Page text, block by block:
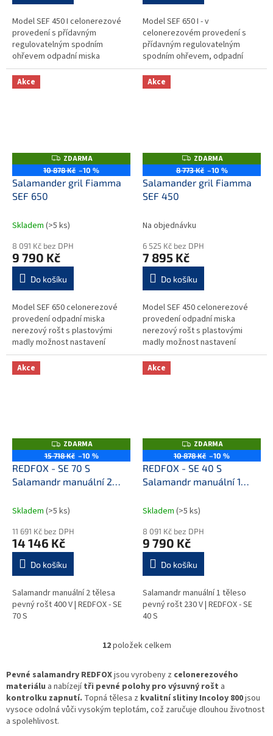
Model SEF 450 I celonerezové
provedení s přídavným
regulovatelným spodním
ohřevem odpadní miska
nerezový rošt s plastovými
madly možnost nastavení
výkonu signalizace chodu
Model SEF 650 I - v
celonerezovém provedení s
přídavným regulovatelným
spodním ohřevem, odpadní
miska, nerezový rošt s
plastovými madly možnost
nastavení výkonu u každého
Akce
Z
D
A
R
ZDARMA
10 878 Kč –10 %
Salamander gril Fiamma
SEF 650
Skladem (>5 ks)
8 091 Kč bez DPH
9 790 Kč
Do košíku
Model SEF 650 celonerezové
provedení odpadní miska
nerezový rošt s plastovými
madly možnost nastavení
výkonu u každého ze dvou
samostatně ovládaných těles
signalizace zapnutí a...
Akce
Z
D
A
R
ZDARMA
8 773 Kč –10 %
Salamander gril Fiamma
SEF 450
Na objednávku
6 525 Kč bez DPH
7 895 Kč
Do košíku
Model SEF 450 celonerezové
provedení odpadní miska
nerezový rošt s plastovými
madly možnost nastavení
výkonu a signalizace chodu
Akce
Z
D
A
R
A
ZDARMA
15 718 Kč –10 %
REDFOX - SE 70 S
Salamandr manuální 2
Skladem (>5 ks)
11 691 Kč bez DPH
14 146 Kč
Do košíku
Salamandr manuální 2 tělesa
pevný rošt 400 V | REDFOX - SE
70 S
Akce
Z
D
A
R
A
ZDARMA
10 878 Kč –10 %
REDFOX - SE 40 S
Salamandr manuální 1
Skladem (>5 ks)
8 091 Kč bez DPH
9 790 Kč
Do košíku
Salamandr manuální 1 těleso
pevný rošt 230 V | REDFOX - SE
40 S
O
l
á
d
a
12položek celkem
Pevné salamandry REDFOXjsou vyrobeny z celonerezového
materiálu a nabízejítři pevné polohy pro výsuvný rošt a
kontrolku zapnutí. Topná tělesa z kvalitní slitiny Incoloy 800jsou
vysoce odolná vůči vysokým teplotám, což zaručuje dlouhou životnost
a spolehlivost.